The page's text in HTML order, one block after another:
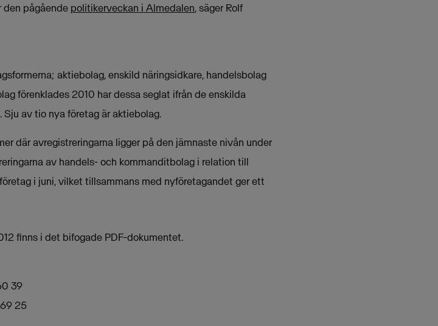
den pågående politikerveckan i Almedalen, säger Rolf
aktiebolag, enskild näringsidkare, handelsbolag
förenklades 2010 har dessa seglat ifrån de enskilda
av tio nya företag är aktiebolag.
där avregistreringarna ligger på den jämnaste nivån under
av handels- och kommanditbolag i relation till
i juni, vilket tillsammans med nyföretagandet ger ett
finns i det bifogade PDF-dokumentet.
39
25